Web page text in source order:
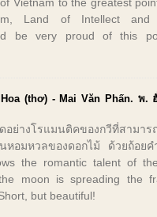
Land of Intellect and
be very proud of this
(thơ) - Mai Văn Phấn. พ.
อย่างโรแมนติคของกวีที่สามาร
หอมหวลของดอกไม้ ด้วยถ้อย
the romantic talent of
moon is spreading the
but beautiful!